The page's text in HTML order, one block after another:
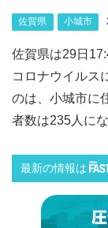
佐賀県 小城市
佐賀県は29日
コロナウイルス
のは、小城市に
者数は235人に
最新の情報は